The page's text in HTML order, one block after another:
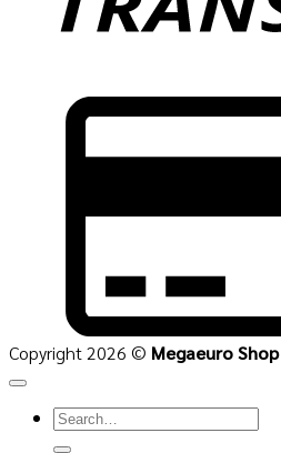
Copyright 2026 © Megaeuro Shop
Search